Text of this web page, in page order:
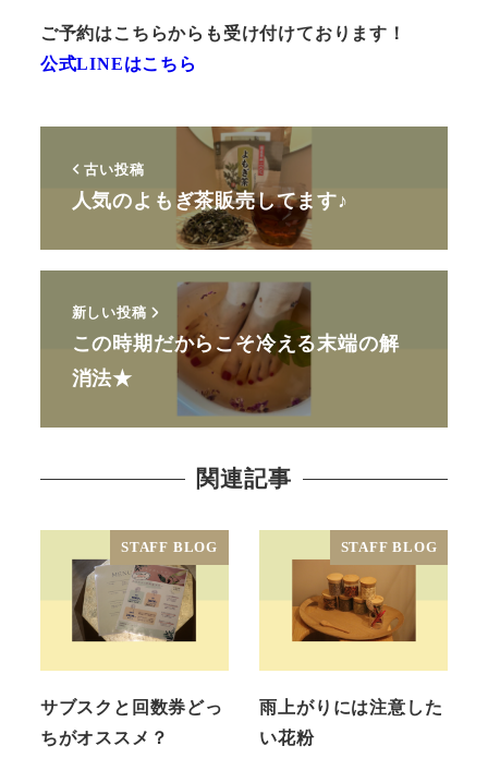
ご予約はこちらからも受け付けております！
公式LINEはこちら
古い投稿
人気のよもぎ茶販売してます♪
新しい投稿
この時期だからこそ冷える末端の解
消法★
関連記事
STAFF BLOG
サブスクと回数券どっ
ちがオススメ？
STAFF BLOG
雨上がりには注意した
い花粉